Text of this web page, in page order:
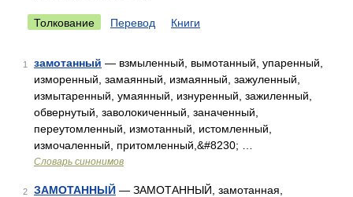
Толкование Перевод Книги
1 замотанный — взмыленный, вымотанный, упаренный,
изморенный, замаянный, измаянный, зажуленный,
измытаренный, умаянный, изнуренный, зажиленный,
обвернутый, заволокиченный, заначенный,
переутомленный, измотанный, истомленный,
измочаленный, притомленный,&#8230; …
Словарь синонимов
2 ЗАМОТАННЫЙ — ЗАМОТАННЫЙ, замотанная,